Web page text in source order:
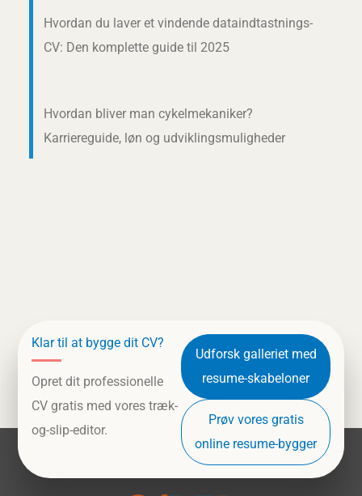
Hvordan du laver et vindende dataindtastnings-
CV: Den komplette guide til 2025
Hvordan bliver man cykelmekaniker?
Karriereguide, løn og udviklingsmuligheder
Klar til at bygge dit CV?
Opret dit professionelle
CV gratis med vores træk-
og-slip-editor.
Udforsk galleriet med
resume-skabeloner
Prøv vores gratis
online resume-bygger